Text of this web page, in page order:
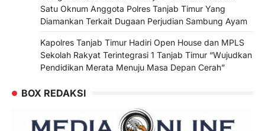
Satu Oknum Anggota Polres Tanjab Timur Yang
Diamankan Terkait Dugaan Perjudian Sambung Ayam
Kapolres Tanjab Timur Hadiri Open House dan MPLS
Sekolah Rakyat Terintegrasi 1 Tanjab Timur “Wujudkan
Pendidikan Merata Menuju Masa Depan Cerah”
BOX REDAKSI